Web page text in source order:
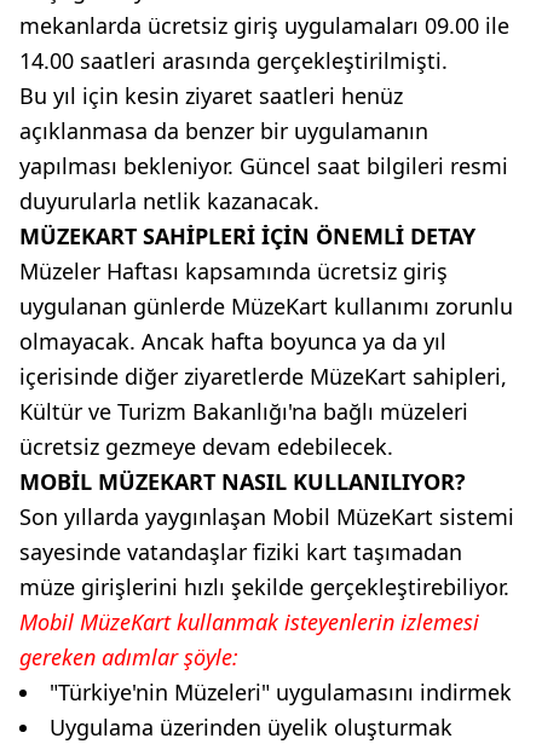
mekanlarda ücretsiz giriş uygulamaları 09.00 ile
14.00 saatleri arasında gerçekleştirilmişti.
Bu yıl için kesin ziyaret saatleri henüz
açıklanmasa da benzer bir uygulamanın
yapılması bekleniyor. Güncel saat bilgileri resmi
duyurularla netlik kazanacak.
MÜZEKART SAHİPLERİ İÇİN ÖNEMLİ DETAY
Müzeler Haftası kapsamında ücretsiz giriş
uygulanan günlerde MüzeKart kullanımı zorunlu
olmayacak. Ancak hafta boyunca ya da yıl
içerisinde diğer ziyaretlerde MüzeKart sahipleri,
Kültür ve Turizm Bakanlığı'na bağlı müzeleri
ücretsiz gezmeye devam edebilecek.
MOBİL MÜZEKART NASIL KULLANILIYOR?
Son yıllarda yaygınlaşan Mobil MüzeKart sistemi
sayesinde vatandaşlar fiziki kart taşımadan
müze girişlerini hızlı şekilde gerçekleştirebiliyor.
Mobil MüzeKart kullanmak isteyenlerin izlemesi
gereken adımlar şöyle:
"Türkiye'nin Müzeleri" uygulamasını indirmek
Uygulama üzerinden üyelik oluşturmak